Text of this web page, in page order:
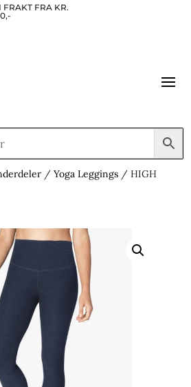
FRAKT FRA KR.
/Yoga Leggings / HIGH